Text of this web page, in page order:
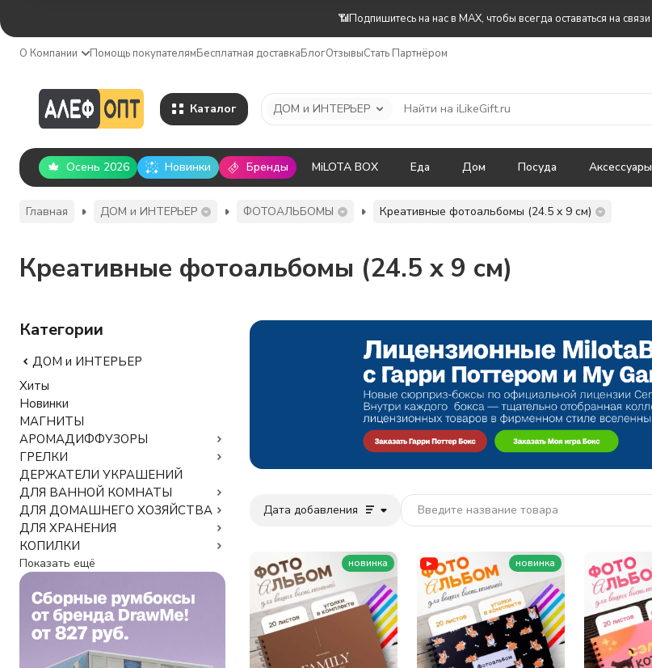
📶Подпишитесь на нас в MAX, чтобы всегда оставаться на связи
О Компании Помощь покупателямБесплатная доставкаБлогОтзывыСтать Партнёром
Каталог ДОМ и ИНТЕРЬЕР
Осень 2026 Новинки Бренды MiLOTA BOX Еда Дом Посуда Аксессуары
Главная ДОМ и ИНТЕРЬЕР ФОТОАЛЬБОМЫ Креативные фотоальбомы (24.5 x 9 см)
Креативные фотоальбомы (24.5 x 9 см)
Дата добавления
новинка новинка
Категории
ДОМ и ИНТЕРЬЕР
Хиты
Новинки
МАГНИТЫ
АРОМАДИФФУЗОРЫ
ГРЕЛКИ
ДЕРЖАТЕЛИ УКРАШЕНИЙ
ДЛЯ ВАННОЙ КОМНАТЫ
ДЛЯ ДОМАШНЕГО ХОЗЯЙСТВА
ДЛЯ ХРАНЕНИЯ
КОПИЛКИ
Показать ещё